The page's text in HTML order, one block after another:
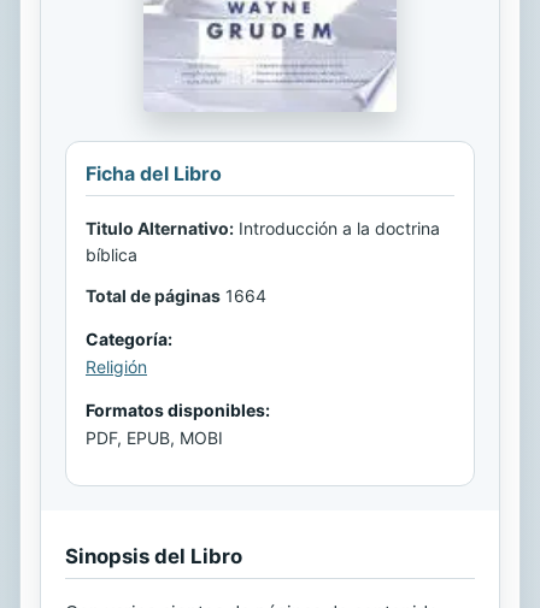
Ficha del Libro
Titulo Alternativo: Introducción a la doctrina
bíblica
Total de páginas 1664
Categoría:
Religión
Formatos disponibles:
PDF, EPUB, MOBI
Sinopsis del Libro